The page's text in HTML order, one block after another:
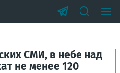
СМИ, в небе над
не менее 120